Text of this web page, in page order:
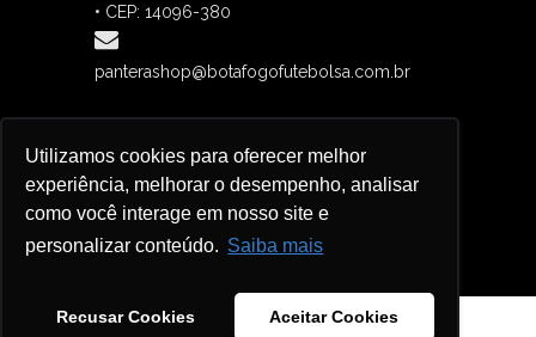
Utilizamos cookies para oferecer melhor
experiência, melhorar o desempenho, analisar
como você interage em nosso site e
personalizar conteúdo. Saiba mais
Recusar Cookies Aceitar Cookies
• CEP: 14096-380
panterashop@botafogofutebolsa.com.br
Romano S/N, Ribeirânia • Ribeirão Preto / SP
contato@botafanaticos.com.br
+55 16 98138-3732
Copyright 2023 BOTAFOGO FUTEBOL